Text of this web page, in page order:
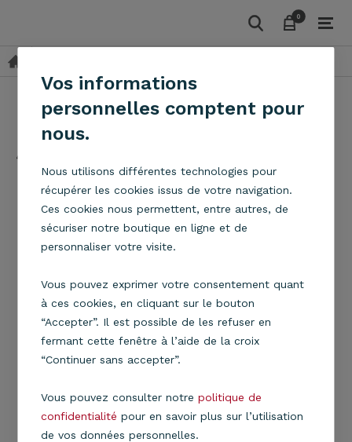
00
METROPOLIGHT
4
Suspension Stratos Rafty
38 cm
Suspension Stratos Rafty
Vos informations
personnelles comptent pour
nous.
Nous utilisons différentes technologies pour
récupérer les cookies issus de votre navigation.
Ces cookies nous permettent, entre autres, de
sécuriser notre boutique en ligne et de
personnaliser votre visite.
Vous pouvez exprimer votre consentement quant
à ces cookies, en cliquant sur le bouton
“Accepter”. Il est possible de les refuser en
fermant cette fenêtre à l’aide de la croix
“Continuer sans accepter”.
Vous pouvez consulter notrepolitique de
confidentialité pour en savoir plus sur l’utilisation
de vos données personnelles.